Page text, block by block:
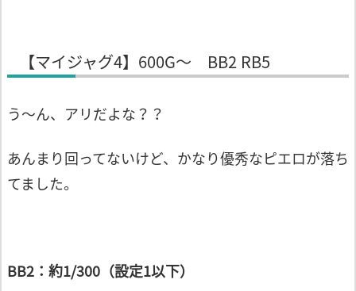
【マイジャグ4】600G～ BB2 RB5
う～ん、アリだよな？？
あんまり回ってないけど、かなり優秀なピエロが落ち
てました。
BB2：約1/300（設定1以下）